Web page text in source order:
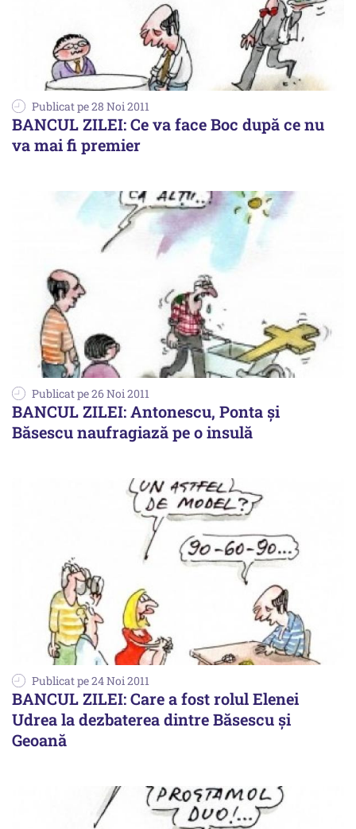
Publicat pe 28 Noi 2011
BANCUL ZILEI: Ce va face Boc după ce nu
va mai fi premier
Publicat pe 26 Noi 2011
BANCUL ZILEI: Antonescu, Ponta şi
Băsescu naufragiază pe o insulă
Publicat pe 24 Noi 2011
BANCUL ZILEI: Care a fost rolul Elenei
Udrea la dezbaterea dintre Băsescu şi
Geoană